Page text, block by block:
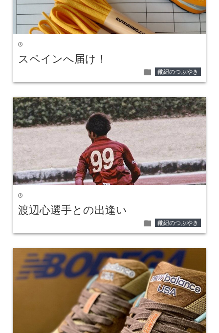
time
スペインへ届け！
folder 靴紐のつぶやき
time
渡辺心選手との出逢い
folder 靴紐のつぶやき